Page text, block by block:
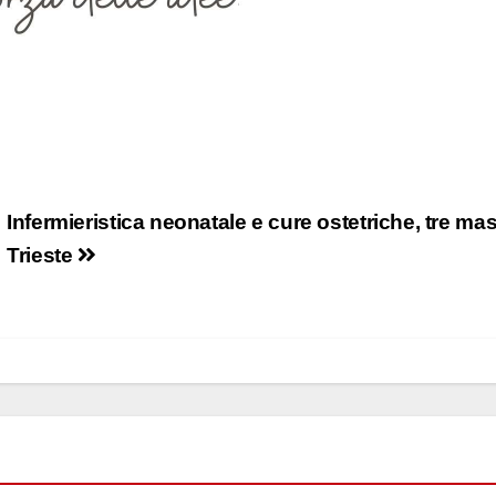
Infermieristica neonatale e cure ostetriche, tre
Trieste